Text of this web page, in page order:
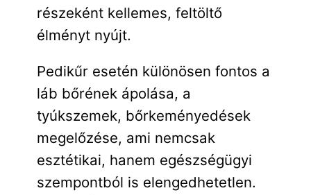
részeként kellemes, feltöltő
élményt nyújt.
Pedikűr esetén különösen fontos a
láb bőrének ápolása, a
tyúkszemek, bőrkeményedések
megelőzése, ami nemcsak
esztétikai, hanem egészségügyi
szempontból is elengedhetetlen.